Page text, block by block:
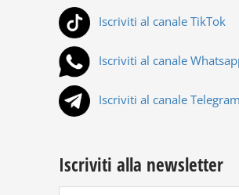
Iscriviti al canale TikTok
Iscriviti al canale
Iscriviti al canale Telegram
Iscriviti alla newsletter